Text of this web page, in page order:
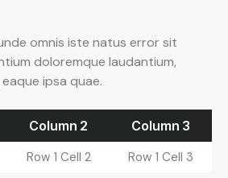
omnis iste natus error sit
doloremque laudantium,
ipsa quae.
Column 2
Column 3
Row 1 Cell 2
Row 1 Cell 3